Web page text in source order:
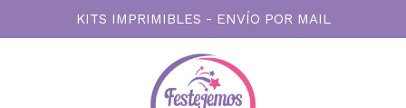
KITS IMPRIMIBLES - ENVÍO POR MAIL